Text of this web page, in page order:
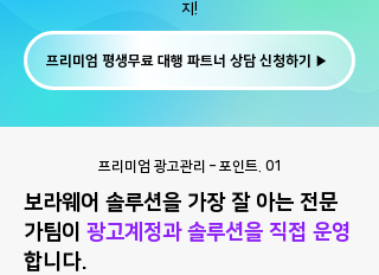
프리미엄 광고관리 – 포인트. 01
보라웨어 솔루션을 가장 잘 아는 전문
가팀이 광고계정과 솔루션을 직접 운영
합니다.
지!
프리미엄 평생무료 대행 파트너 상담 신청하기 ▶